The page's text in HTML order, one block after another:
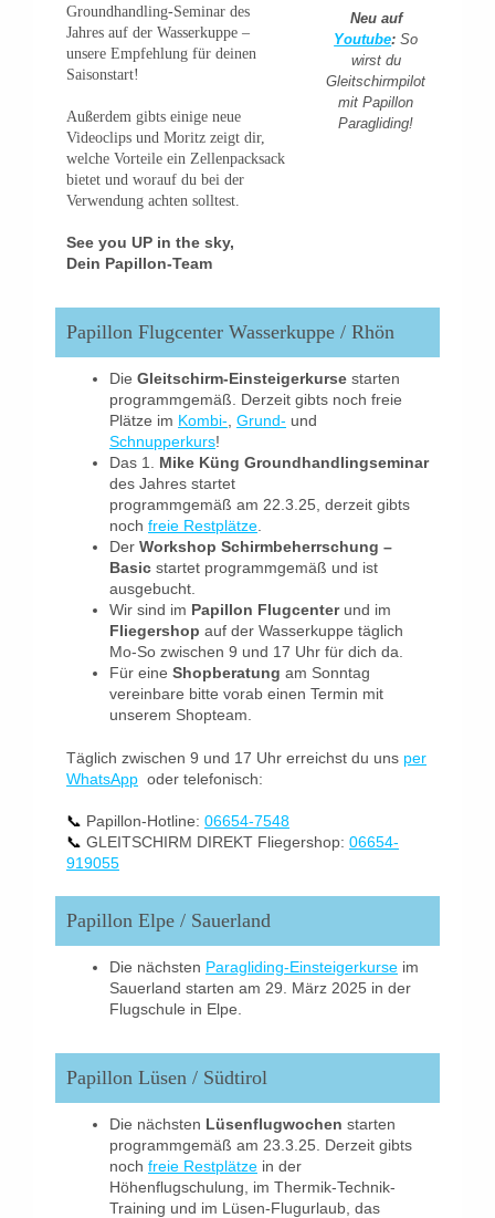
Groundhandling-Seminar des
Jahres auf der Wasserkuppe –
unsere Empfehlung für deinen
Saisonstart!
Außerdem gibts einige neue
Videoclips und Moritz zeigt dir,
welche Vorteile ein Zellenpacksack
bietet und worauf du bei der
Verwendung achten solltest.
See you UP in the sky,
Dein Papillon-Team
Neu auf
Youtube:So
wirst du
Gleitschirmpilot
mit Papillon
Paragliding!
Papillon Flugcenter Wasserkuppe / Rhön
Die Gleitschirm-Einsteigerkurse starten
programmgemäß. Derzeit gibts noch freie
Plätze im Kombi- Grund- und
Schnupperkurs!
Das 1. Mike Küng Groundhandlingseminar
des Jahres startet
programmgemäß am 22.3.25, derzeit gibts
noch freie Restplätze
Der Workshop Schirmbeherrschung –
Basic startet programmgemäß und ist
ausgebucht.
Wir sind im Papillon Flugcenter und im
Fliegershop auf der Wasserkuppe täglich
Mo-So zwischen 9 und 17 Uhr für dich da.
Für eine Shopberatung am Sonntag
vereinbare bitte vorab einen Termin mit
unserem Shopteam.
Täglich zwischen 9 und 17 Uhr erreichst du uns per
WhatsApp oder telefonisch:
📞 Papillon-Hotline: 06654-7548
📞 GLEITSCHIRM DIREKT Fliegershop: 06654-
919055
Papillon Elpe / Sauerland
Die nächsten Paragliding-Einsteigerkurse im
Sauerland starten am 29. März 2025 in der
Flugschule in Elpe.
Papillon Lüsen / Südtirol
Die nächsten Lüsenflugwochen starten
programmgemäß am 23.3.25. Derzeit gibts
noch freie Restplätze in der
Höhenflugschulung, im Thermik-Technik-
Training und im Lüsen-Flugurlaub, das